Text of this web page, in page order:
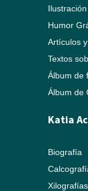
Ilustración
Humor
Artículos
Textos
Álbum de
Álbum de
Katia
Biografía